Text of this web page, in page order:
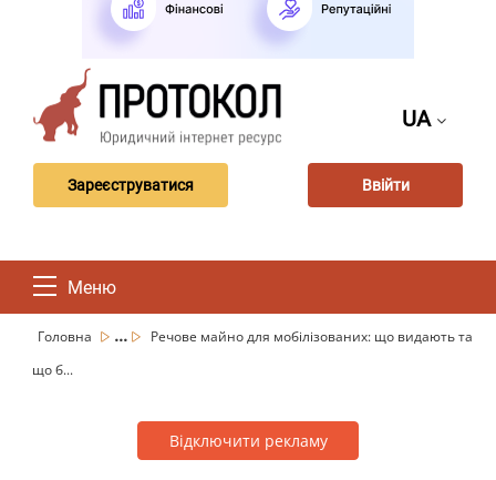
UA
Зареєструватися Ввійти
Меню
Головна ...
Речове майно для мобілізованих: що видають та
що б...
Відключити рекламу